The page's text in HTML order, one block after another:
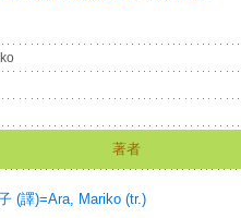
著者
(譯)=Ara, Mariko (tr.)